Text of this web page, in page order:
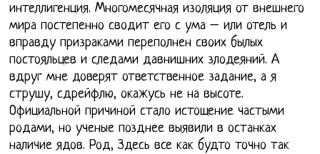
интеллигенция. Многомесячная изоляция от внешнего
мира постепенно сводит его с ума – или отель и
вправду призраками переполнен своих былых
постояльцев и следами давнишних злодеяний. А
вдруг мне доверят ответственное задание, а я
струшу, сдрейфлю, окажусь не на высоте.
Официальной причиной стало истощение частыми
родами, но ученые позднее выявили в останках
наличие ядов. Род, Здесь все как будто точно так